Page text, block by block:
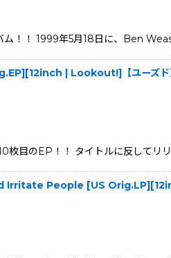
！！ 1999年5月18日に、Ben
| Lookout!]【ユーズド
目のEP！！ タイトルに反して
People [US